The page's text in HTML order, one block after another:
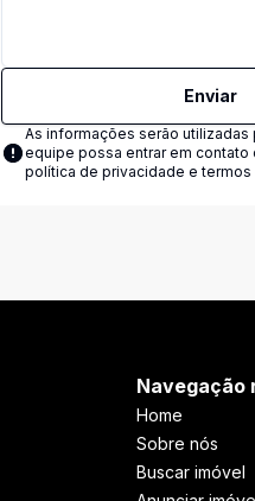
Enviar
As informações serão utilizadas
equipe possa entrar em contato
política de privacidade e
Navegação
Home
Sobre nós
Buscar imóvel